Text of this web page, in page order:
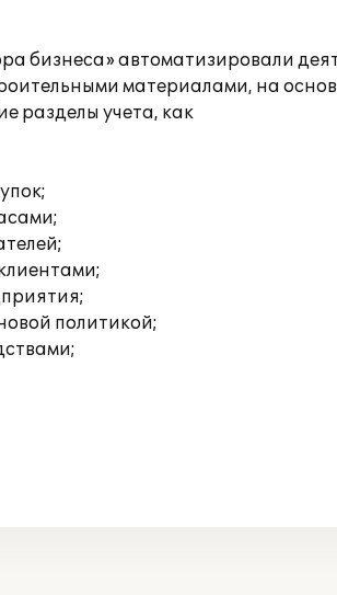
бизнеса» автоматизировали
материалами, на
разделы учета, как
политикой;